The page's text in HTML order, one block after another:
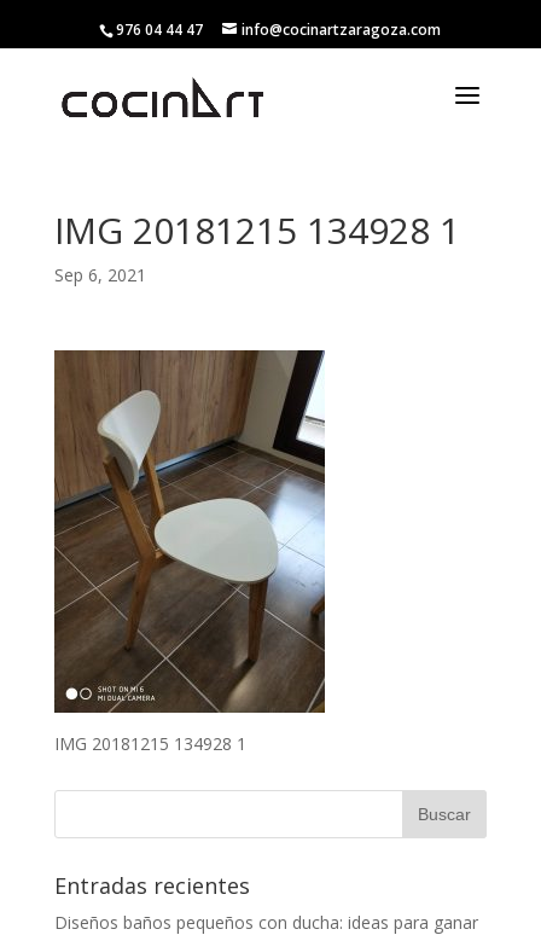
976 04 44 47 info@cocinartzaragoza.com
IMG 20181215 134928 1
Sep 6, 2021
IMG 20181215 134928 1
Entradas recientes
Diseños baños pequeños con ducha: ideas para ganar